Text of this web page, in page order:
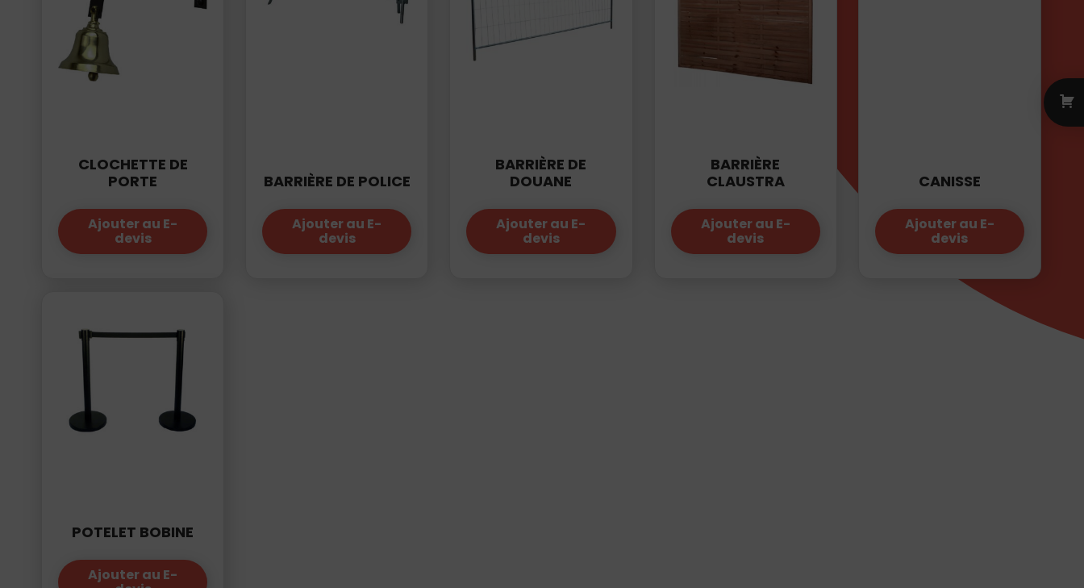
CLOCHETTE DE
PORTE
Ajouter au E-
devis
BARRIÈRE DE POLICE
Ajouter au E-
devis
BARRIÈRE DE
DOUANE
Ajouter au E-
devis
BARRIÈRE
CLAUSTRA
Ajouter au E-
devis
CANISSE
Ajouter au E-
devis
POTELET BOBINE
Ajouter au E-